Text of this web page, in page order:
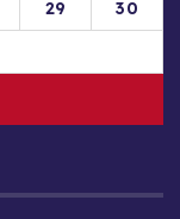
22
23